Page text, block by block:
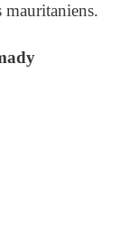
mauritaniens.